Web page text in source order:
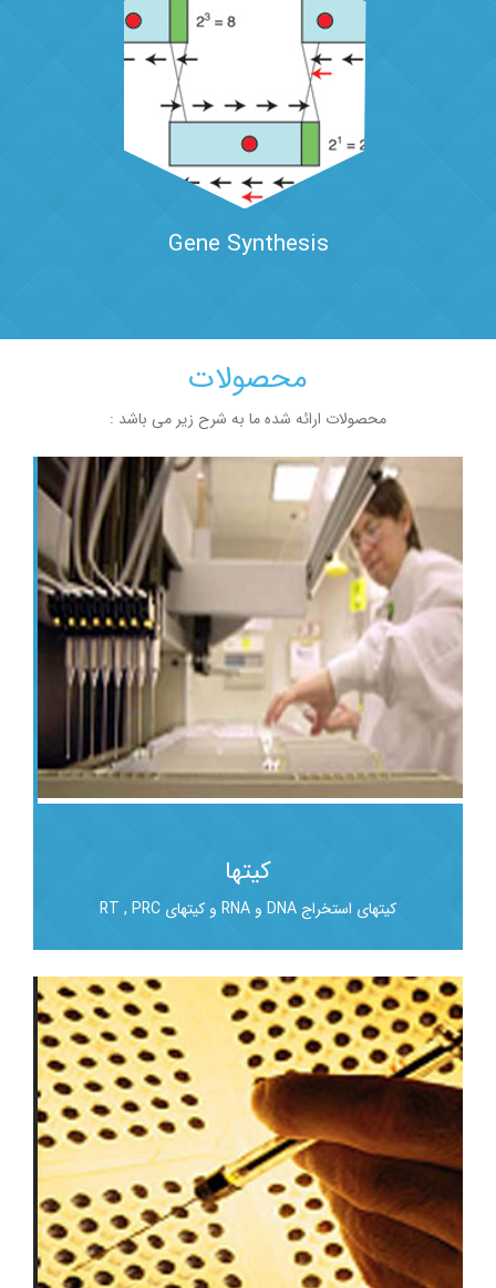
Gene Synthesis
محصولات
محصولات ارائه شده ما به شرح زیر می باشد :
کیتها
کیتهای استخراج DNA و RNA و کیتهای RT , PRC